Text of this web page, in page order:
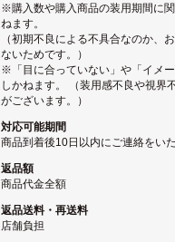
※購入数や購入商品の装用期間に
ねます。
（初期不良による不具合なのか、
ないためです。）
※「目に合っていない」や「イメ
しかねます。 （装用感不良や視界
がございます。）
対応可能期間
商品到着後10日以内にご連絡をい
返品額
商品代金全額
返品送料・再送料
店舗負担